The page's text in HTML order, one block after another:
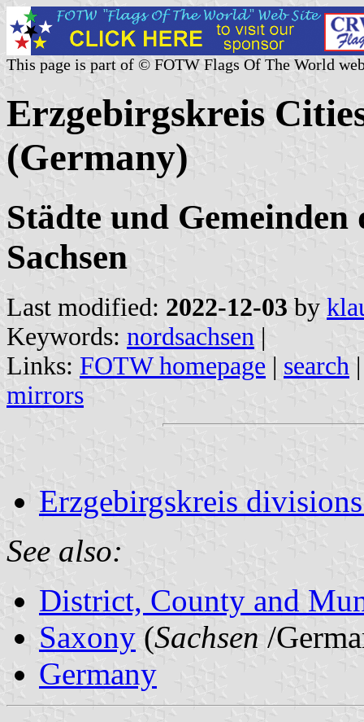
This page is part of © FOTW Flags Of The World
Erzgebirgskreis
(Germany)
Städte und Gemeinden
Sachsen
Last modified: 2022-12-03 by
Keywords: nordsachsen |
Links: FOTW homepage | search
mirrors
Erzgebirgskreis
See also:
District, County and
Saxony (Sachsen /
Germany